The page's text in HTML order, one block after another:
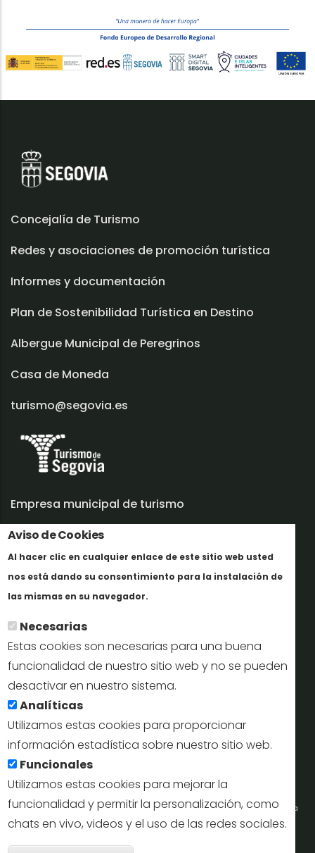
Aviso de Cookies
Al hacer clic en cualquier enlace de este sitio web usted
nos está dando su consentimiento para la instalación de
las mismas en su navegador.
Necesarias
Estas cookies son necesarias para una buena
funcionalidad de nuestro sitio web y no se pueden
desactivar en nuestro sistema.
Analíticas
Utilizamos estas cookies para proporcionar
información estadística sobre nuestro sitio web.
Funcionales
Utilizamos estas cookies para mejorar la
funcionalidad y permitir la personalización, como
chats en vivo, videos y el uso de las redes sociales.
Concejalía de Turismo
Redes y asociaciones de promoción turística
Informes y documentación
Plan de Sostenibilidad Turística en Destino
Albergue Municipal de Peregrinos
Casa de Moneda
turismo@segovia.es
Empresa municipal de turismo
Trabaja con nosotros
Informes y documentación
Perfil del contratante
Oficinas de Turismo
reservas@turismodesegovia.com
info@turismodesegovia.com
Aviso legal |
Portal de la Concejalía de Turismo (Ayuntamiento de Segovia) y la Empresa
Municipal de Turismo de Segovia © 2022